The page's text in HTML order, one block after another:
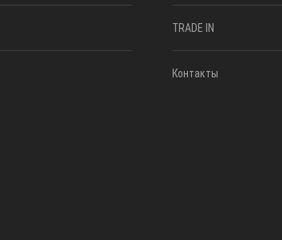
TRADE IN
Контакты